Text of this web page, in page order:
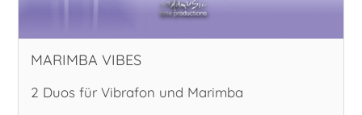
MARIMBA VIBES
2 Duos für Vibrafon und Marimba